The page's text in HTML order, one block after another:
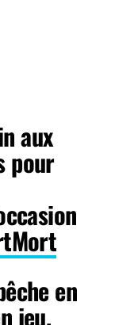
aux
pour
en
jeu.